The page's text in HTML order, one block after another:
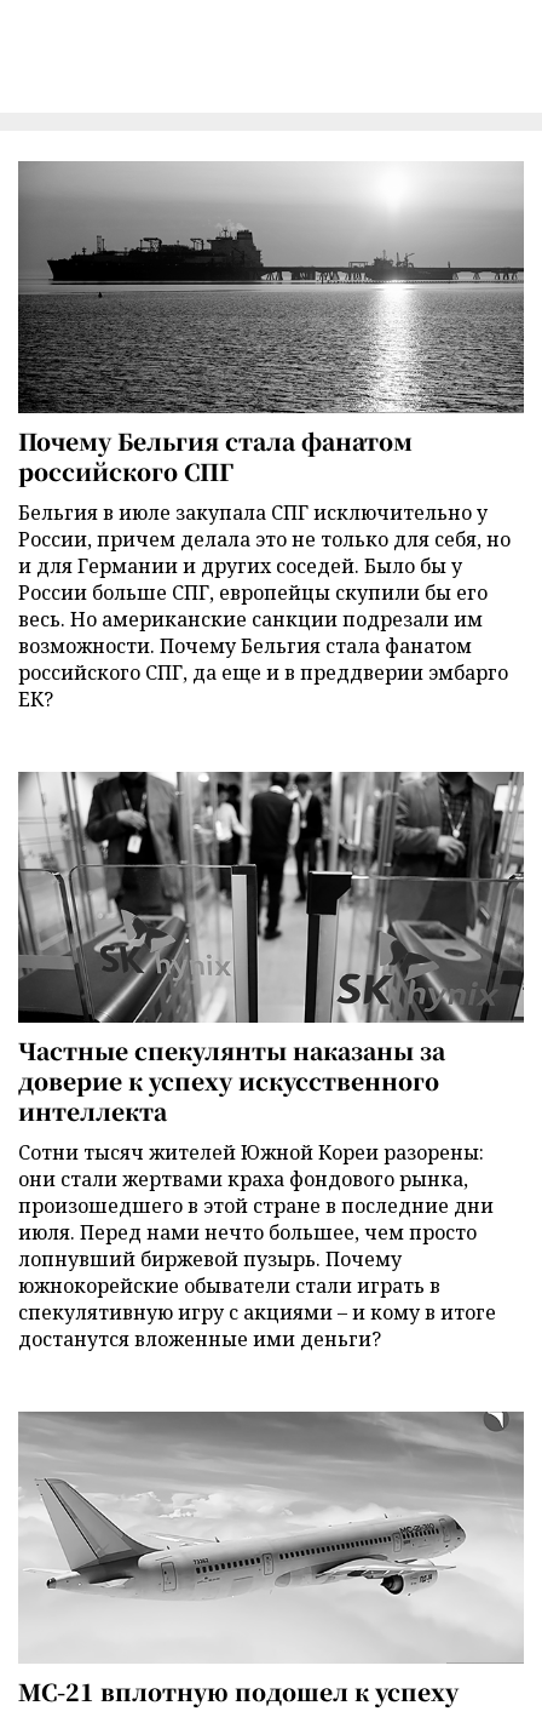
Почему Бельгия стала фанатом
российского СПГ
Бельгия в июле закупала СПГ исключительно у
России, причем делала это не только для себя, но
и для Германии и других соседей. Было бы у
России больше СПГ, европейцы скупили бы его
весь. Но американские санкции подрезали им
возможности. Почему Бельгия стала фанатом
российского СПГ, да еще и в преддверии эмбарго
ЕК?
Частные спекулянты наказаны за
доверие к успеху искусственного
интеллекта
Сотни тысяч жителей Южной Кореи разорены:
они стали жертвами краха фондового рынка,
произошедшего в этой стране в последние дни
июля. Перед нами нечто большее, чем просто
лопнувший биржевой пузырь. Почему
южнокорейские обыватели стали играть в
спекулятивную игру с акциями – и кому в итоге
достанутся вложенные ими деньги?
МС-21 вплотную подошел к успеху